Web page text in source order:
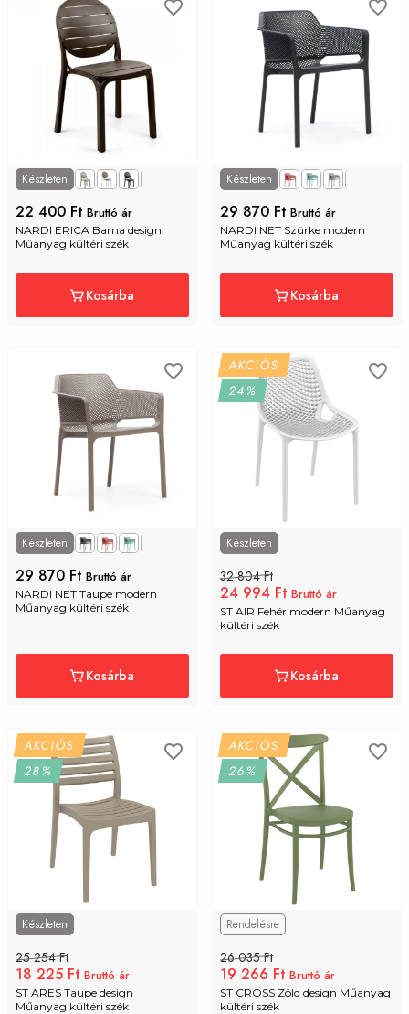
Készleten
22 400 Ft Bruttó ár
NARDI ERICA Barna design
Műanyag kültéri szék
Kosárba
Készleten
29 870 Ft Bruttó ár
NARDI NET Szürke modern
Műanyag kültéri szék
Kosárba
Készleten
29 870 Ft Bruttó ár
NARDI NET Taupe modern
Műanyag kültéri szék
Kosárba
AKCIÓS
24%
Készleten
32 804 Ft
24 994 Ft Bruttó ár
ST AIR Fehér modern Műanyag
kültéri szék
Kosárba
AKCIÓS
28%
Készleten
25 254 Ft
18 225 Ft Bruttó ár
ST ARES Taupe design
Műanyag kültéri szék
AKCIÓS
26%
Rendelésre
26 035 Ft
19 266 Ft Bruttó ár
ST CROSS Zöld design Műanyag
kültéri szék